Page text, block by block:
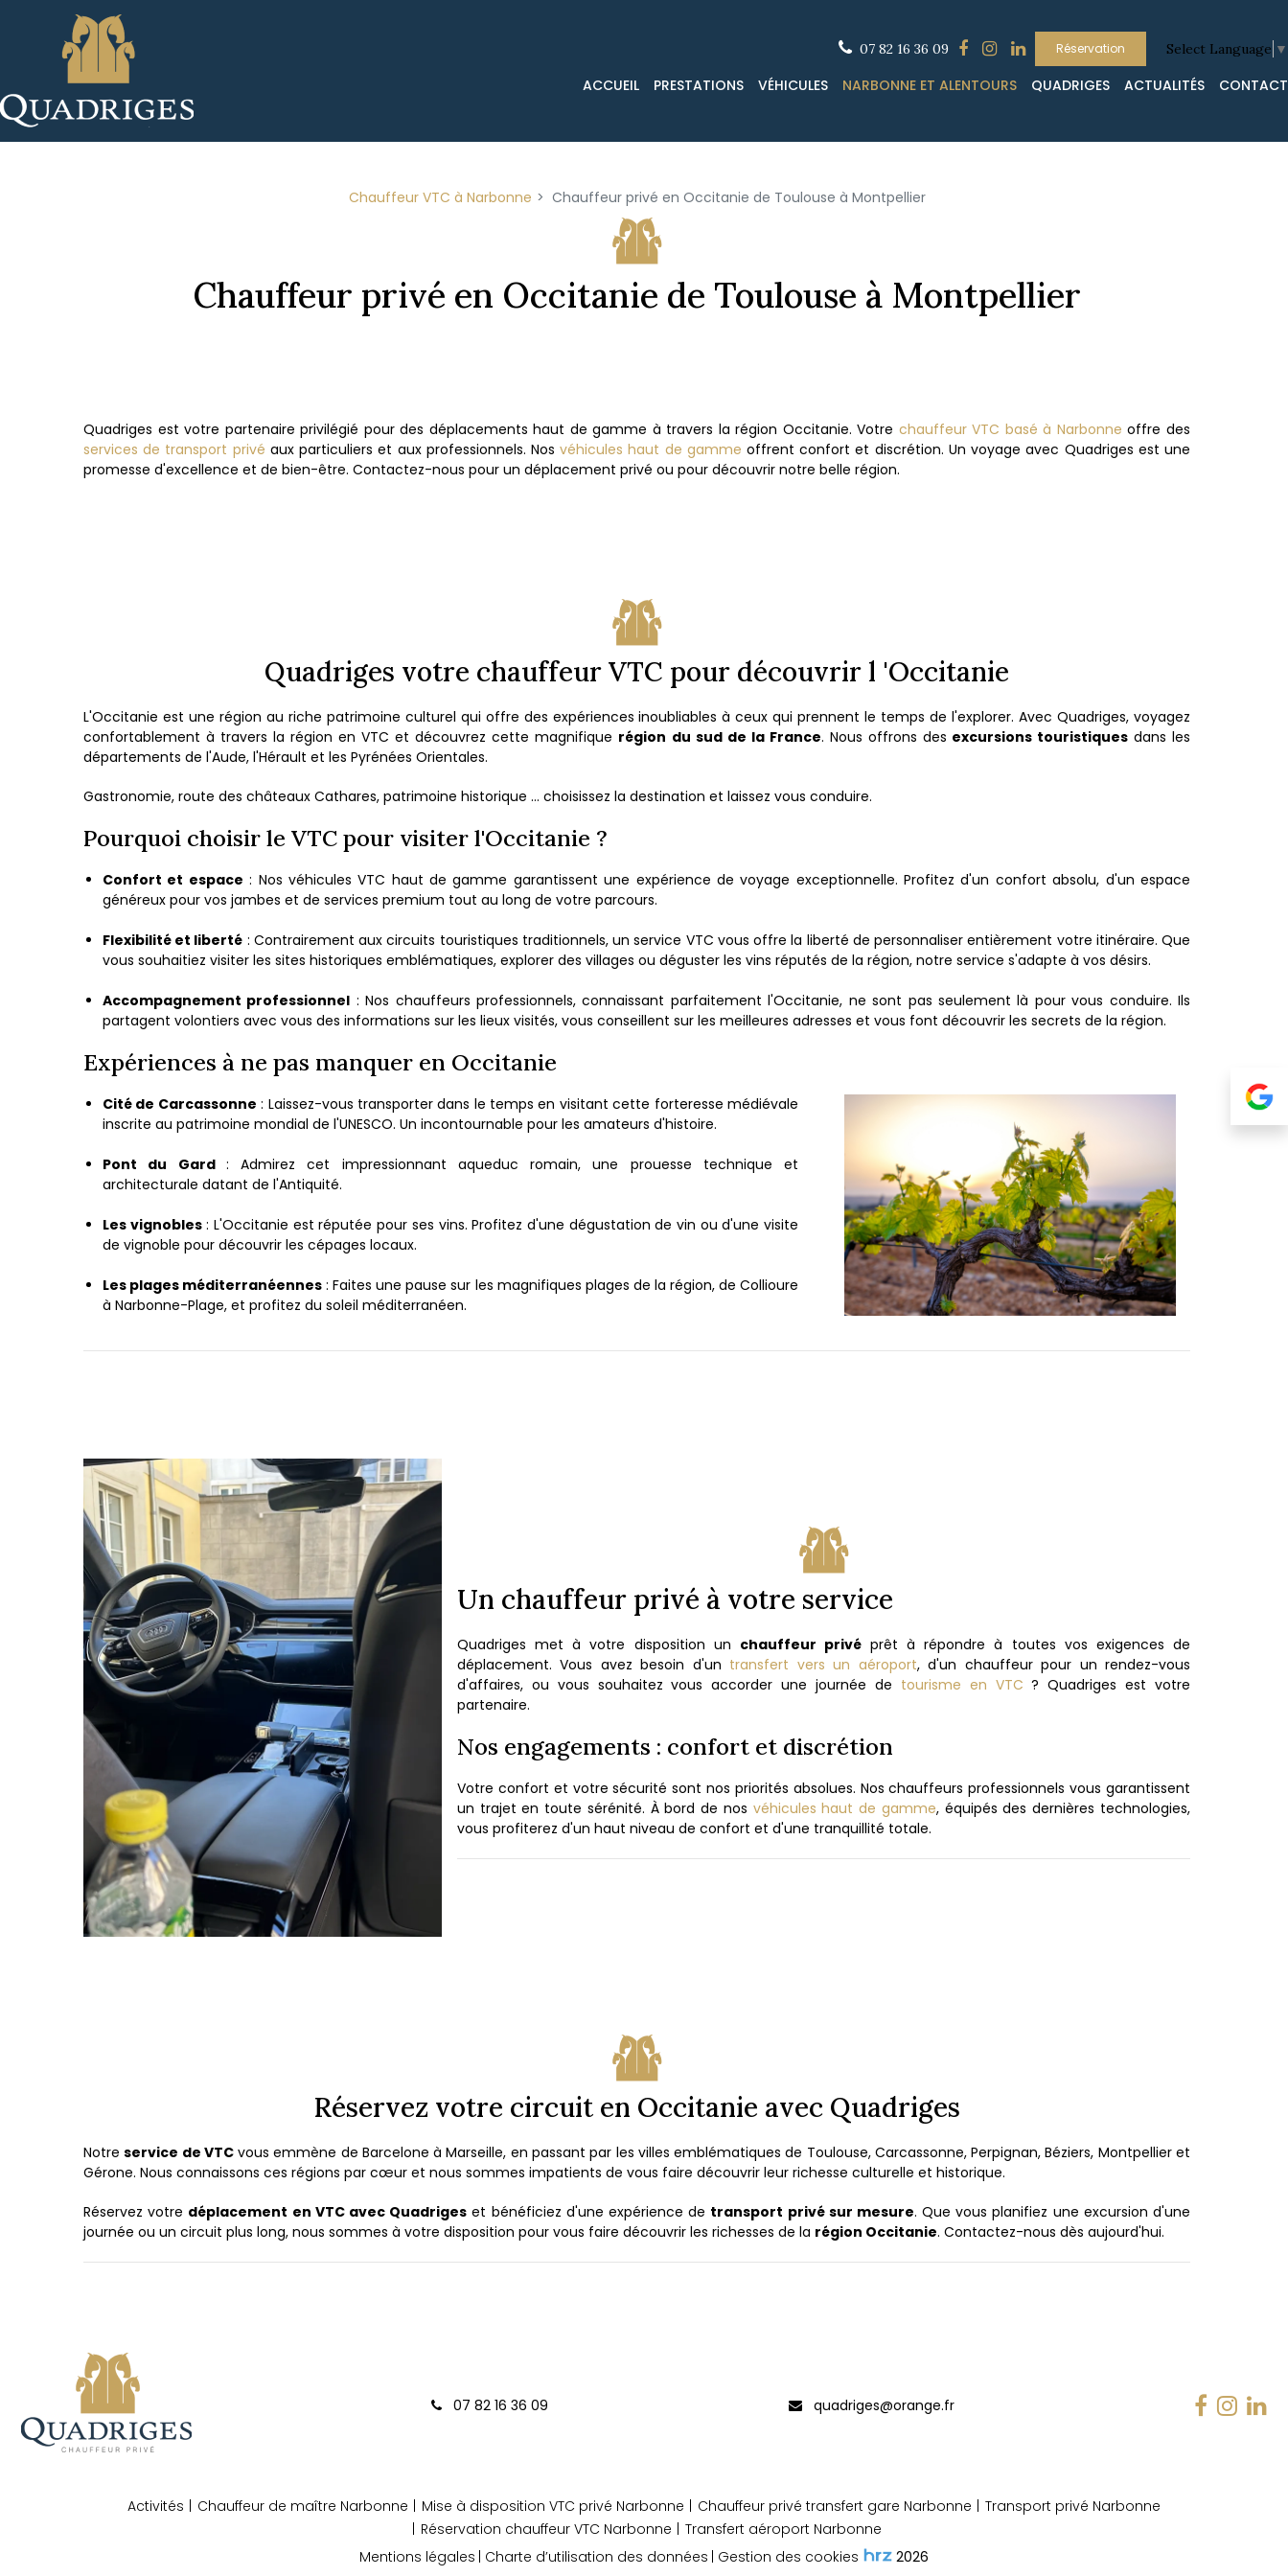
07 82 16 36 09 Réservation Select Language ▼
ACCUEIL PRESTATIONS VÉHICULES NARBONNE ET ALENTOURS QUADRIGES ACTUALITÉS CONTACT
Chauffeur VTC à Narbonne Chauffeur privé en Occitanie de Toulouse à Montpellier
Chauffeur privé en Occitanie de Toulouse à Montpellier
Quadriges est votre partenaire privilégié pour des déplacements haut de gamme à travers la région Occitanie. Votre chauffeur VTC basé à Narbonne offre des
services de transport privé aux particuliers et aux professionnels. Nosvéhicules haut de gamme offrent confort et discrétion. Un voyage avec Quadriges est une
promesse d'excellence et de bien-être. Contactez-nous pour un déplacement privé ou pour découvrir notre belle région.
Quadriges votre chauffeur VTC pour découvrir l 'Occitanie
L'Occitanie est une région au riche patrimoine culturel qui offre des expériences inoubliables à ceux qui prennent le temps de l'explorer. Avec Quadriges, voyagez
confortablement à travers la région en VTC et découvrez cette magnifique région du sud de la France. Nous offrons des excursions touristiquesdans les
départements de l'Aude, l'Hérault et les Pyrénées Orientales.
Gastronomie, route des châteaux Cathares, patrimoine historique … choisissez la destination et laissez vous conduire.
Pourquoi choisir le VTC pour visiter l'Occitanie ?
Confort et espace : Nos véhicules VTC haut de gamme garantissent une expérience de voyage exceptionnelle. Profitez d'un confort absolu, d'un espace
généreux pour vos jambes et de services premium tout au long de votre parcours.
Flexibilité et liberté : Contrairement aux circuits touristiques traditionnels, un service VTC vous offre la liberté de personnaliser entièrement votre itinéraire. Que
vous souhaitiez visiter les sites historiques emblématiques, explorer des villages ou déguster les vins réputés de la région, notre service s'adapte à vos désirs.
Accompagnement professionnel : Nos chauffeurs professionnels, connaissant parfaitement l'Occitanie, ne sont pas seulement là pour vous conduire. Ils
partagent volontiers avec vous des informations sur les lieux visités, vous conseillent sur les meilleures adresses et vous font découvrir les secrets de la région.
Expériences à ne pas manquer en Occitanie
Cité de Carcassonne : Laissez-vous transporter dans le temps en visitant cette forteresse médiévale
inscrite au patrimoine mondial de l'UNESCO. Un incontournable pour les amateurs d'histoire.
Pont du Gard : Admirez cet impressionnant aqueduc romain, une prouesse technique et
architecturale datant de l'Antiquité.
Les vignobles: L'Occitanie est réputée pour ses vins. Profitez d'une dégustation de vin ou d'une visite
de vignoble pour découvrir les cépages locaux.
Les plages méditerranéennes : Faites une pause sur les magnifiques plages de la région, de Collioure
à Narbonne-Plage, et profitez du soleil méditerranéen.
Un chauffeur privé à votre service
Quadriges met à votre disposition un chauffeur privéprêt à répondre à toutes vos exigences de
déplacement. Vous avez besoin d'un transfert vers un aéroport, d'un chauffeur pour un rendez-vous
d'affaires, ou vous souhaitez vous accorder une journée de tourisme en VTC ? Quadriges est votre
partenaire.
Nos engagements : confort et discrétion
Votre confort et votre sécurité sont nos priorités absolues. Nos chauffeurs professionnels vous garantissent
un trajet en toute sérénité. À bord de nos véhicules haut de gamme, équipés des dernières technologies,
vous profiterez d'un haut niveau de confort et d'une tranquillité totale.
Réservez votre circuit en Occitanie avec Quadriges
Notreservice de VTCvous emmène de Barcelone à Marseille, en passant par les villes emblématiques de Toulouse, Carcassonne, Perpignan, Béziers, Montpellier et
Gérone. Nous connaissons ces régions par cœur et nous sommes impatients de vous faire découvrir leur richesse culturelle et historique.
Réservez votre déplacement en VTC avec Quadriges et bénéficiez d'une expérience de transport privé sur mesure. Que vous planifiez une excursion d'une
journée ou un circuit plus long, nous sommes à votre disposition pour vous faire découvrir les richesses de la région Occitanie. Contactez-nous dès aujourd'hui.
07 82 16 36 09 quadriges@orange.fr
Activités Chauffeur de maître Narbonne Mise à disposition VTC privé Narbonne Chauffeur privé transfert gare Narbonne
Transport privé Narbonne
Réservation chauffeur VTC Narbonne
Transfert aéroport Narbonne
Mentions légales Charte d’utilisation des données Gestion des cookies 2026
Panneau de gestion des cookies